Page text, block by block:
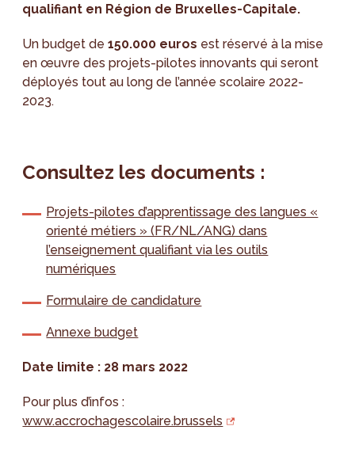
qualifiant en Région de Bruxelles-Capitale.
Un budget de150.000 euros est réservé à la mise
en œuvre des projets-pilotes innovants qui seront
déployés tout au long de l’année scolaire 2022-
2023.
Consultez les documents :
Projets-pilotes d’apprentissage des langues «
orienté métiers » (FR/NL/ANG) dans
l’enseignement qualifiant via les outils
numériques
Formulaire de candidature
Annexe budget
Date limite : 28 mars 2022
Pour plus d’infos :
www.accrochagescolaire.brussels